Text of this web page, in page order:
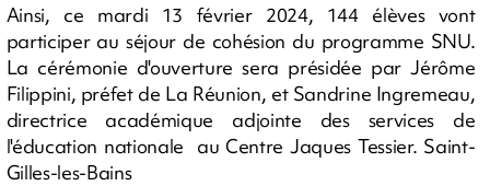
Ainsi, ce mardi 13 février 2024, 144 élèves vont
participer au séjour de cohésion du programme SNU.
La cérémonie d'ouverture sera présidée par Jérôme
Filippini, préfet de La Réunion, et Sandrine Ingremeau,
directrice académique adjointe des services de
l'éducation nationale au Centre Jaques Tessier. Saint-
Gilles-les-Bains